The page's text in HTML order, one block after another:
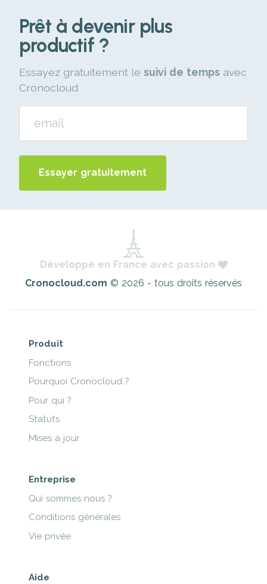
Prêt à devenir plus
productif ?
Essayez gratuitement le suivi de temps avec
Cronocloud
Essayer gratuitement
Développé en France avec passion
Cronocloud.com © 2026 - tous droits réservés
Produit
Fonctions
Pourquoi Cronocloud ?
Pour qui ?
Statuts
Mises à jour
Entreprise
Qui sommes nous ?
Conditions générales
Vie privée
Aide